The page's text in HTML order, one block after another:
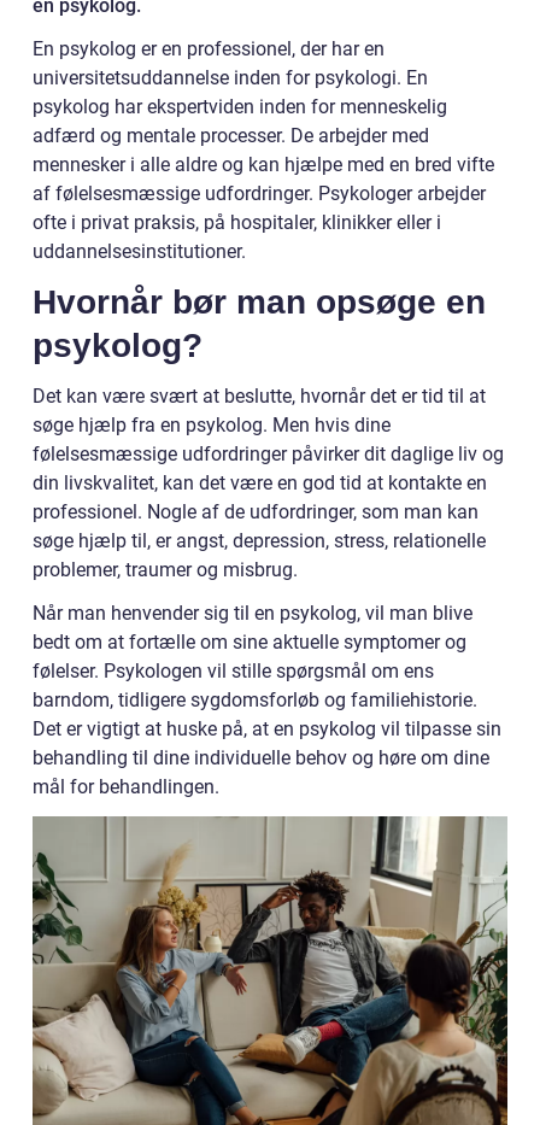
en psykolog.
En psykolog er en professionel, der har en
universitetsuddannelse inden for psykologi. En
psykolog har ekspertviden inden for menneskelig
adfærd og mentale processer. De arbejder med
mennesker i alle aldre og kan hjælpe med en bred vifte
af følelsesmæssige udfordringer. Psykologer arbejder
ofte i privat praksis, på hospitaler, klinikker eller i
uddannelsesinstitutioner.
Hvornår bør man opsøge en
psykolog?
Det kan være svært at beslutte, hvornår det er tid til at
søge hjælp fra en psykolog. Men hvis dine
følelsesmæssige udfordringer påvirker dit daglige liv og
din livskvalitet, kan det være en god tid at kontakte en
professionel. Nogle af de udfordringer, som man kan
søge hjælp til, er angst, depression, stress, relationelle
problemer, traumer og misbrug.
Når man henvender sig til en psykolog, vil man blive
bedt om at fortælle om sine aktuelle symptomer og
følelser. Psykologen vil stille spørgsmål om ens
barndom, tidligere sygdomsforløb og familiehistorie.
Det er vigtigt at huske på, at en psykolog vil tilpasse sin
behandling til dine individuelle behov og høre om dine
mål for behandlingen.